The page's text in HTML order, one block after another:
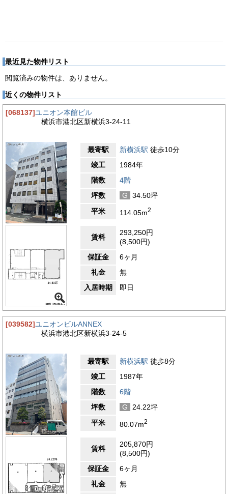
最近見た物件リスト
閲覧済みの物件は、ありません。
近くの物件リスト
[068137]ユニオン本館ビル
横浜市港北区新横浜3-24-11
最寄駅 新横浜駅 徒歩10分
竣工
1984年
階数
4階
坪数
G
34.50坪
平米
114.05m2
賃料
293,250円
(8,500円)
保証金
6ヶ月
礼金
無
入居時期
即日
[039582]ユニオンビルANNEX
横浜市港北区新横浜3-24-5
最寄駅 新横浜駅 徒歩8分
竣工
1987年
階数
6階
坪数
G
24.22坪
平米
80.07m2
賃料
205,870円
(8,500円)
保証金
6ヶ月
礼金
無